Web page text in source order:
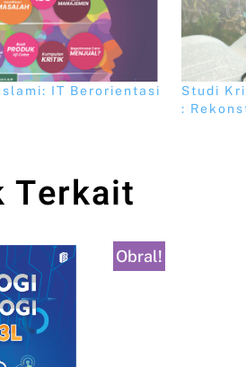
IT Berorientasi
Studi
:
Terkait
Obral!